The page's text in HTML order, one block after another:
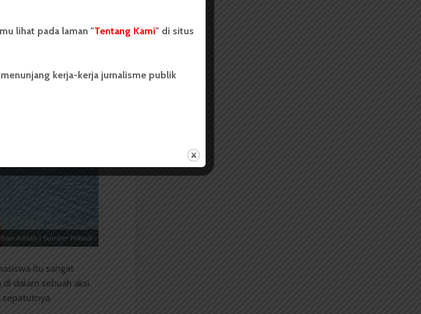
Adilah | Sumber Pribadi
itu sangat
dalam sebuah aksi.
sepatutnya
lihat pada laman "Tentang Kami" di situs
kerja-kerja jurnalisme publik